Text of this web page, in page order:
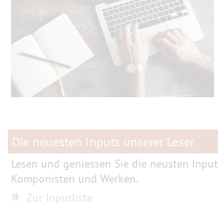
Die neuesten Inputs unserer Leser
Lesen und geniessen Sie die neusten
Komponisten und Werken.
» Zur Inputliste